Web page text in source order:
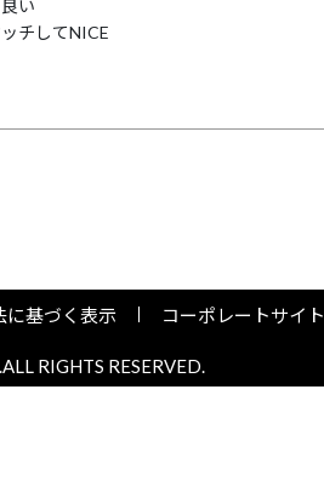
い
チしてNICE
に基づく表示 コーポレートサイト
RIGHTS RESERVED.